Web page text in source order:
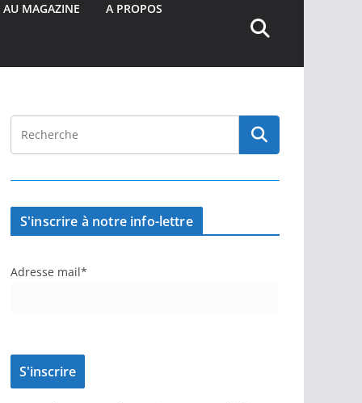
AU MAGAZINE A PROPOS
S'inscrire à notre info-lettre
Adresse mail*